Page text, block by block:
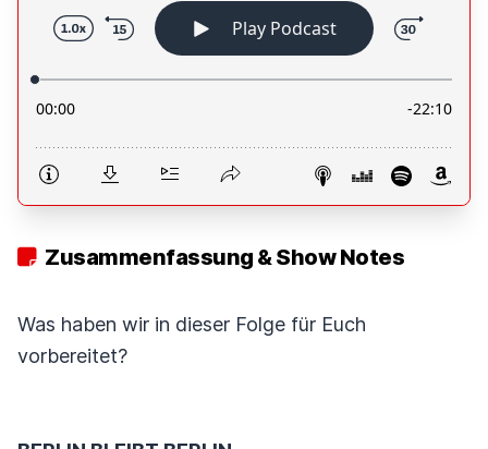
Zusammenfassung & Show Notes
Was haben wir in dieser Folge für Euch
vorbereitet?